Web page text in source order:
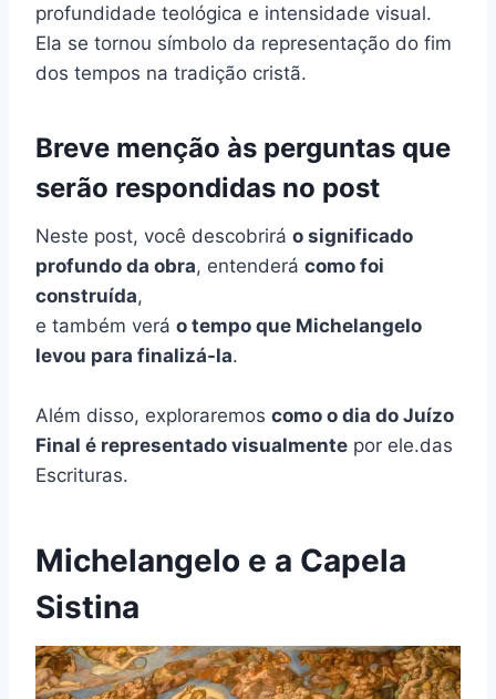
profundidade teológica e intensidade visual.
Ela se tornou símbolo da representação do fim
dos tempos na tradição cristã.
Breve menção às perguntas que
serão respondidas no post
Neste post, você descobrirá o significado
profundo da obra, entenderá como foi
construída,
e também verá o tempo que Michelangelo
levou para finalizá-la.
Além disso, exploraremos como o dia do Juízo
Final é representado visualmente por ele.das
Escrituras.
Michelangelo e a Capela
Sistina